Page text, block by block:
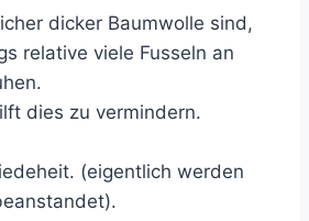
dicker Baumwolle sind,
relative viele Fusseln an
dies zu vermindern.
(eigentlich werden